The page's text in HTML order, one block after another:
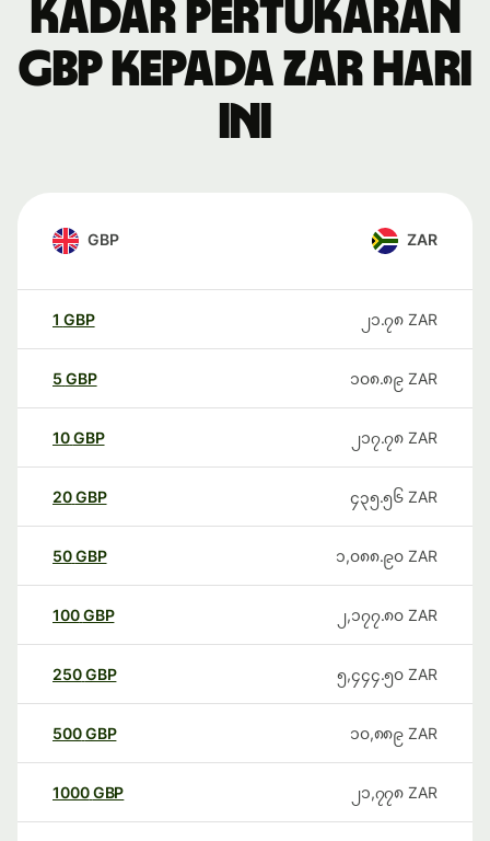
Kadar pertukaran
GBP kepada ZAR hari
ini
GBP ZAR
1 GBP ၂၁.၇၈ ZAR
5 GBP ၁၀၈.၈၉ ZAR
10GBP ၂၁၇.၇၈ ZAR
20GBP ၄၃၅.၅၆ ZAR
50GBP ၁,၀၈၈.၉၀ ZAR
100GBP ၂,၁၇၇.၈၀ ZAR
250GBP ၅,၄၄၄.၅၀ ZAR
500GBP ၁၀,၈၈၉ ZAR
1000GBP ၂၁,၇၇၈ ZAR